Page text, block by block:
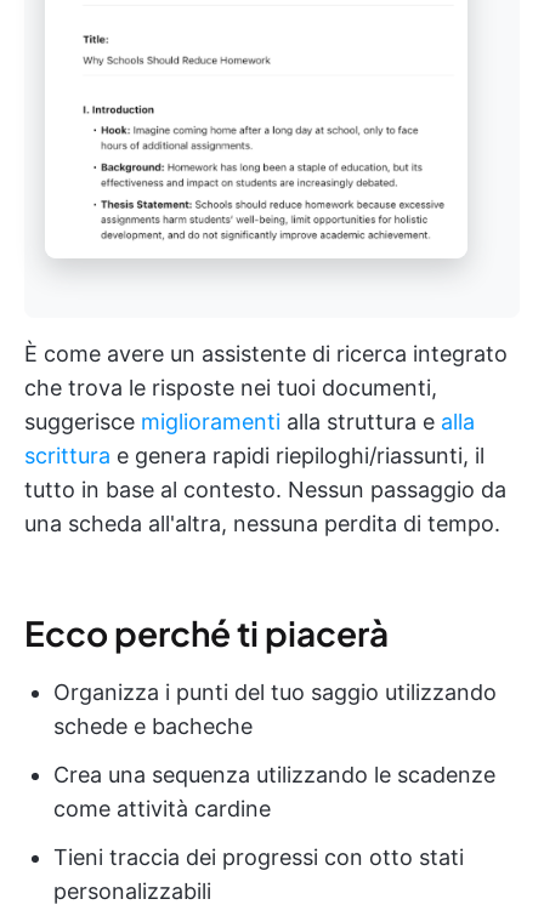
È come avere un assistente di ricerca integrato
che trova le risposte nei tuoi documenti,
suggerisce miglioramenti alla struttura e alla
scrittura e genera rapidi riepiloghi/riassunti, il
tutto in base al contesto. Nessun passaggio da
una scheda all'altra, nessuna perdita di tempo.
Ecco perché ti piacerà
Organizza i punti del tuo saggio utilizzando
schede e bacheche
Crea una sequenza utilizzando le scadenze
come attività cardine
Tieni traccia dei progressi con otto stati
personalizzabili